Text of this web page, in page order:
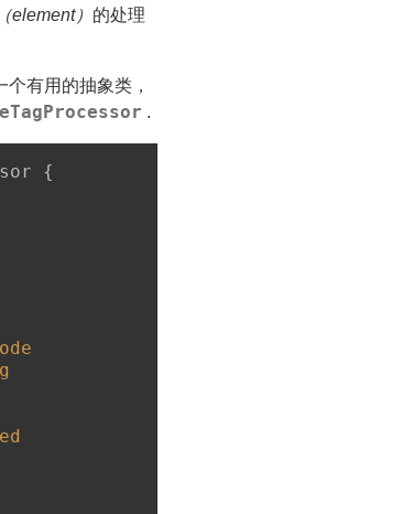
element） 的处理
有用的抽象类，
.
{